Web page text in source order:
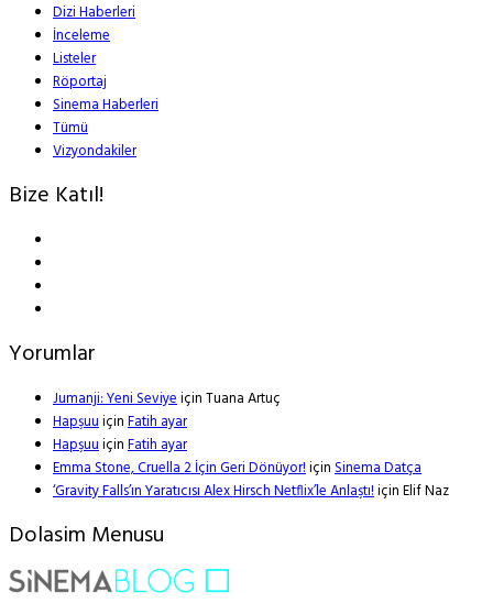
Dizi Haberleri
İnceleme
Listeler
Röportaj
Sinema Haberleri
Tümü
Vizyondakiler
Bize Katıl!
Yorumlar
Jumanji: Yeni SeviyeiçinTuana Artuç
HapşuuiçinFatih ayar
HapşuuiçinFatih ayar
Emma Stone, Cruella 2 İçin Geri Dönüyor!içinSinema Datça
‘Gravity Falls’ın Yaratıcısı Alex Hirsch Netflix’le Anlaştı!içinElif Naz
Dolasim Menusu